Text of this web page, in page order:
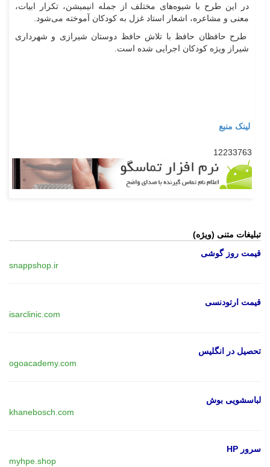
در این طرح با شیوه‌های مختلف از جمله انیمیشن، تکرار ابیات،
معنی و مشاعره، اشعار استاد غزل به کودکان آموخته می‌شود.
طرح حافظان حافظ با تلاش حافظ دوستان شیرازی و شهرداری
شیراز ویژه کودکان اجرایی شده است.
لینک منبع
12233763
تبلیغات متنی (ویژه)
قیمت روز گوشی
snappshop.ir
قیمت ارتودنسی
isarclinic.com
تحصیل در انگلیس
ogoacademy.com
لباسشویی بوش
khanebosch.com
سرور HP
myhpe.shop